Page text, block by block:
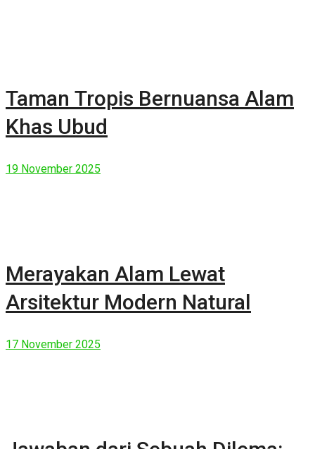
Taman Tropis Bernuansa Alam
Khas Ubud
19 November 2025
Merayakan Alam Lewat
Arsitektur Modern Natural
17 November 2025